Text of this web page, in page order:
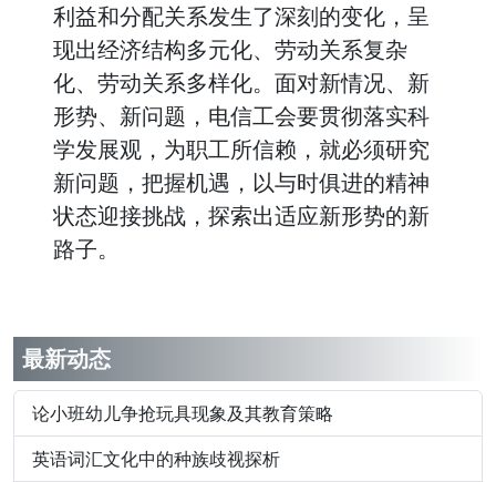
利益和分配关系发生了深刻的变化，呈
现出经济结构多元化、劳动关系复杂
化、劳动关系多样化。面对新情况、新
形势、新问题，电信工会要贯彻落实科
学发展观，为职工所信赖，就必须研究
新问题，把握机遇，以与时俱进的精神
状态迎接挑战，探索出适应新形势的新
路子。
最新动态
论小班幼儿争抢玩具现象及其教育策略
英语词汇文化中的种族歧视探析